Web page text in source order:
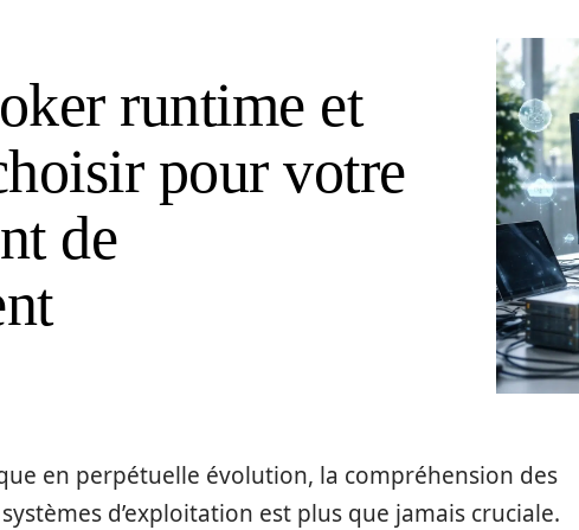
runtime et
pour votre
de
en perpétuelle évolution, la compréhension des
d’exploitation est plus que jamais cruciale.